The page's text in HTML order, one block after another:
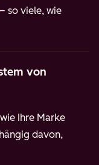
so viele, wie
von
Ihre Marke
davon,